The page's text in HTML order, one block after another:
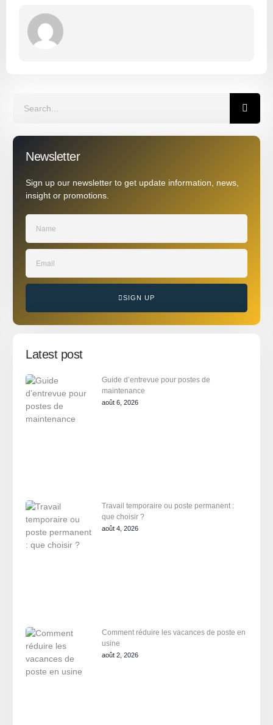
Newsletter
Sign up our newsletter to get update information, news,
insight or promotions.
SIGN UP
Latest post
Guide d’entrevue pour postes de
maintenance
août 6, 2026
Travail temporaire ou poste permanent :
que choisir ?
août 4, 2026
Comment réduire les vacances de poste en
usine
août 2, 2026